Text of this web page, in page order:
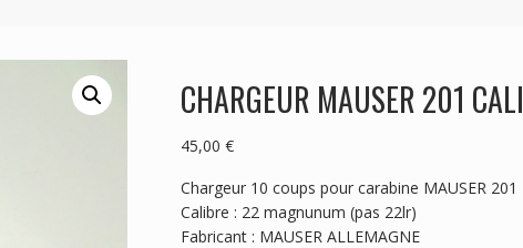
CHARGEUR MAUSER 201
45,00 €
Chargeur 10 coups pour carabine MAUSER 201
Calibre : 22 magnunum (pas 22lr)
Fabricant : MAUSER ALLEMAGNE